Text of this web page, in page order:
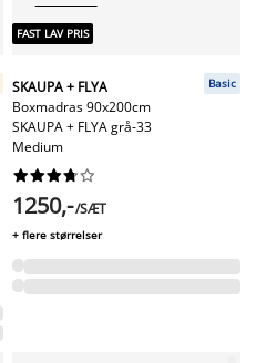
FAST LAV PRIS
SKAUPA + FLYA
Boxmadras 90x200cm
SKAUPA + FLYA grå-33
Medium
Basic






1250,-/SÆT
+ flere størrelser